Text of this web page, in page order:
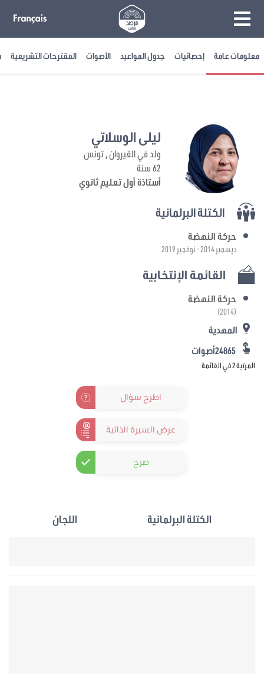
معلومات عامة إحصائيات جدول المواعيد الأصوات المقترحات التشريعية
ليلى الوسلاتي
ولد في القيروان , تونس
62 سنة
أستاذة أول تعليم ثانوي
الكتلة البرلمانية
حركة النهضة
ديسمبر 2014 - نوفمبر 2019
القائمة الإنتخابية
حركة النهضة
(2014)
المهدية
المرتبة 2 في القائمة
اطرح سؤال
عرض السيرة الذاتية
صرح
الكتلة البرلمانية اللجان